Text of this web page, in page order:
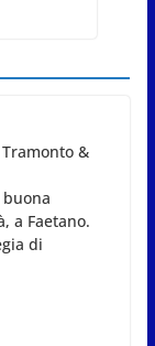
Judo
Cup
suoi